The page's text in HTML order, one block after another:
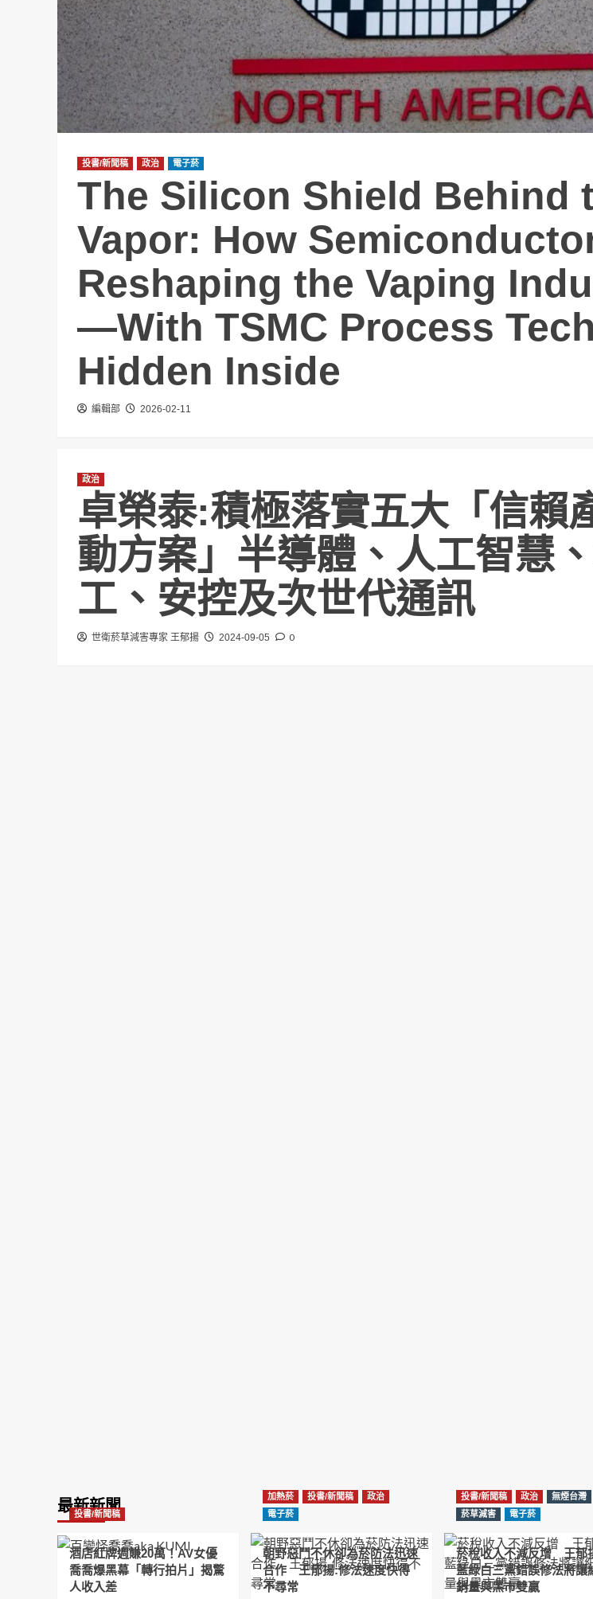
投書/新聞稿 政治 電子菸
The Silicon Shield Behind
Vapor: How
Reshaping the Vaping
—With TSMC Process Tech
Hidden Inside
編輯部 2026-02-11
政治
卓榮泰:積極落實五大「信賴
動方案」半導體、人工智慧
工、安控及次世代通訊
世衛菸草減害專家 王郁揚 2024-09-05 0
最新新聞
投書/新聞稿
酒店紅牌週賺20萬！AV女優
喬喬爆黑幕「轉行拍片」揭驚
人收入差
加熱菸 投書/新聞稿
政治
電子菸
朝野惡鬥不休卻為菸防法迅速
合作 王郁揚:修法速度快得
不尋常
投書/新聞稿 政治
無煙台灣
菸草減害
電子菸
菸稅收入不減反增 王郁
藍綠白三黨錯誤修法將讓
銷量與黑市雙贏